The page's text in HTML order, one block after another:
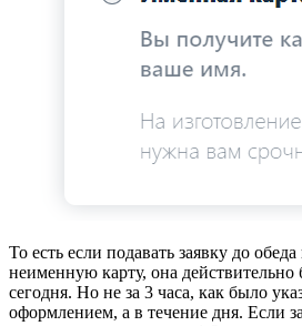
То есть если подавать заявку до обеда
неименную карту, она действительно
сегодня. Но не за 3 часа, как было
оформлением, а в течение дня. Если